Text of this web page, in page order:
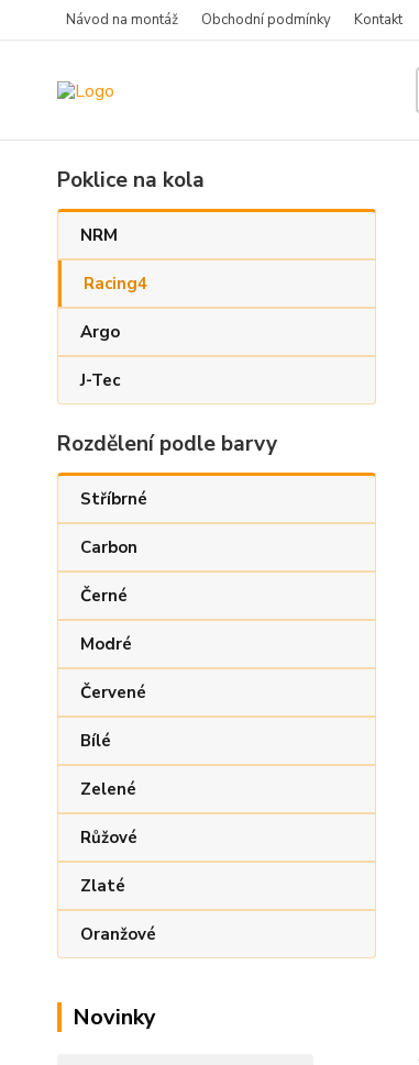
Návod na montáž Obchodní podmínky Kontakt
Poklice na kola
NRM
Racing4
Argo
J-Tec
Rozdělení podle barvy
Stříbrné
Carbon
Černé
Modré
Červené
Bílé
Zelené
Růžové
Zlaté
Oranžové
Novinky